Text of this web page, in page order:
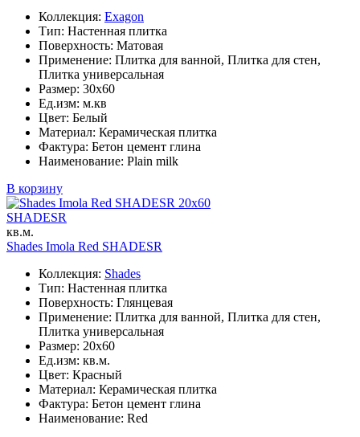
Коллекция: Exagon
Тип: Настенная плитка
Поверхность: Матовая
Применение: Плитка для ванной, Плитка для стен,
Плитка универсальная
Размер: 30x60
Ед.изм: м.кв
Цвет: Белый
Материал: Керамическая плитка
Фактура: Бетон цемент глина
Наименование: Plain milk
В корзину
20x60
SHADESR
кв.м.
Shades Imola Red SHADESR
Коллекция: Shades
Тип: Настенная плитка
Поверхность: Глянцевая
Применение: Плитка для ванной, Плитка для стен,
Плитка универсальная
Размер: 20x60
Ед.изм: кв.м.
Цвет: Красный
Материал: Керамическая плитка
Фактура: Бетон цемент глина
Наименование: Red